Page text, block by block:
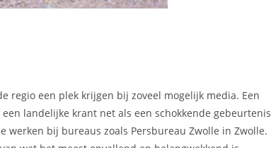
regio een plek krijgen bij zoveel mogelijk media. Een
landelijke krant net als een schokkende gebeurtenis
werken bij bureaus zoals Persbureau Zwolle in Zwolle.